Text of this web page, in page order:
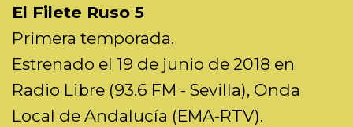
El Filete Ruso 5
Primera temporada.
Estrenado el 19 de junio de 2018 en
Radio Libre (93.6 FM - Sevilla), Onda
Local de Andalucía (EMA-RTV).